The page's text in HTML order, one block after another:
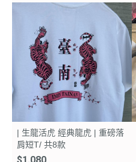
| 生龍活虎 經典龍虎 | 重磅落
肩短T/ 共8款
$1,080